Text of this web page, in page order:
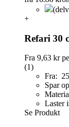
+
Refari 30
Fra 9,63 kr
(1)
Fra:
Spar
Laster
Se Produkt